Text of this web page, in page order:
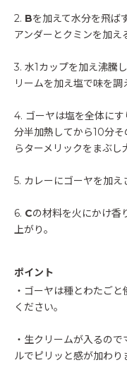
2. Bを加えて水分を飛ば
アンダーとクミンを加え
3. 水1カップを加え沸騰
リームを加え塩で味を調
4. ゴーヤは塩を全体に
分半加熱してから10分
らターメリックをまぶし
5. カレーにゴーヤを加え
6. Cの材料を火にかけ香
上がり。
ポイント
・ゴーヤは種とわたご
ください。
・生クリームが入るの
ルでピリッと感が加わり